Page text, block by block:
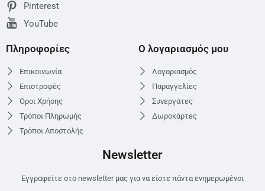
Pinterest
YouTube
Πληροφορίες
Επικοινωνία
Επιστροφές
Όροι Χρήσης
Τρόποι Πληρωμής
Τρόποι Αποστολής
Ο λογαριασμός μου
Λογαριασμός
Παραγγελίες
Συνεργάτες
Δωροκάρτες
Newsletter
Εγγραφείτε στο newsletter μας για να είστε πάντα ενημερωμένοι